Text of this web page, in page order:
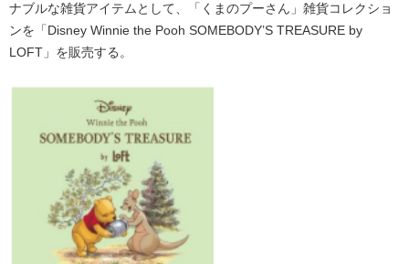
ナブルな雑貨アイテムとして、「くまのプーさん」雑貨コレクショ
ンを「Disney Winnie the Pooh SOMEBODY’S TREASURE by
LOFT」を販売する。